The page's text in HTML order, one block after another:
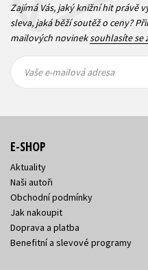
Zajímá Vás, jaký knižní hit právě
sleva, jaká běží soutěž o ceny?
mailových novineksouhlasíte se
mailová
mailová
Vaše e-mailová adresa
E-SHOP
Aktuality
Naši autoři
Obchodní podmínky
Jak nakoupit
Doprava a platba
Benefitní a slevové programy